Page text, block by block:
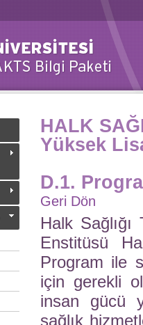
HALK
Yüksek
D.1.
Geri Dön
Halk
Enstitüsü
Program ile
için gerekli
insan gücü
sağlık